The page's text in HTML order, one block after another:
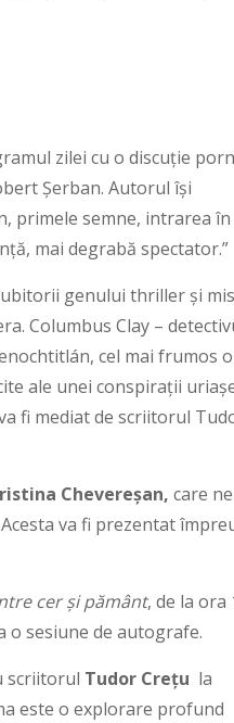
zilei cu o discuție
Șerban. Autorul își
primele semne, intrarea în
mai degrabă spectator.”
genului thriller și
Columbus Clay –
cel mai frumos
ale unei conspirații
fi mediat de scriitorul
Chevereșan, care
va fi prezentat
cer și pământ, de la ora
o sesiune de autografe.
scriitorul Tudor Crețu la
este o explorare profund